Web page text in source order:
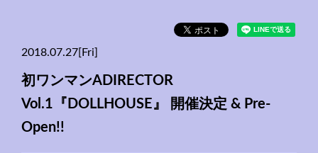
2018.07.27[Fri]
初ワンマンADIRECTOR
Vol.1『DOLLHOUSE』 開催決定 & Pre-
Open!!